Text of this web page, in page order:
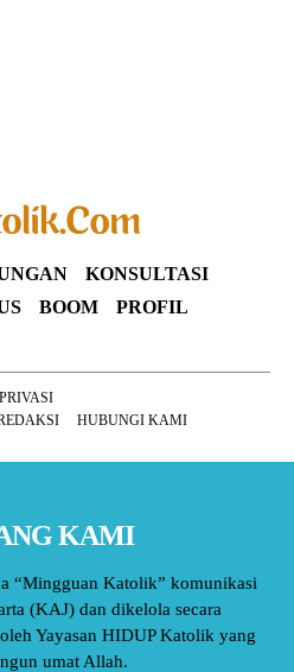
KONSULTASI
BOOM
PROFIL
HUBUNGI KAMI
KAMI
“Mingguan Katolik” komunikasi
(KAJ) dan dikelola secara
Yayasan HIDUP Katolik yang
umat Allah.